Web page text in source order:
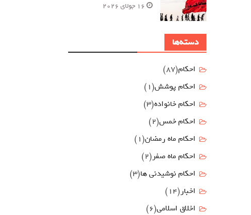
16 جولای 2026
دسته‌ها
احکام(87)
احکام پوشش(1)
احکام خانواده(3)
احکام خمس(2)
احکام ماه رمضان(1)
احکام ماه صفر(2)
احکام نوشیدنی ها(3)
اخبار(14)
اخلاق اسلامی(6)